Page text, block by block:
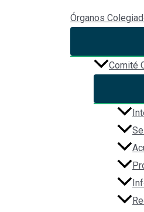
Órganos
Comité
Ley del